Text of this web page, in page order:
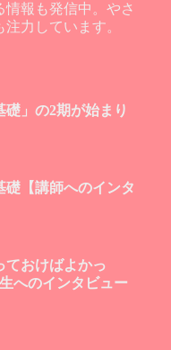
報も発信中。やさ
力しています。
」の2期が始まり
礎【講師へのインタ
ておけばよかっ
へのインタビュー